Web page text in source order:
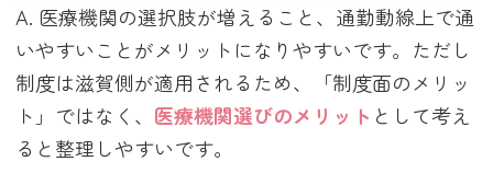
A. 医療機関の選択肢が増えること、通勤動線上で通
いやすいことがメリットになりやすいです。ただし
制度は滋賀側が適用されるため、「制度面のメリッ
ト」ではなく、 医療機関選びのメリット として考え
ると整理しやすいです。